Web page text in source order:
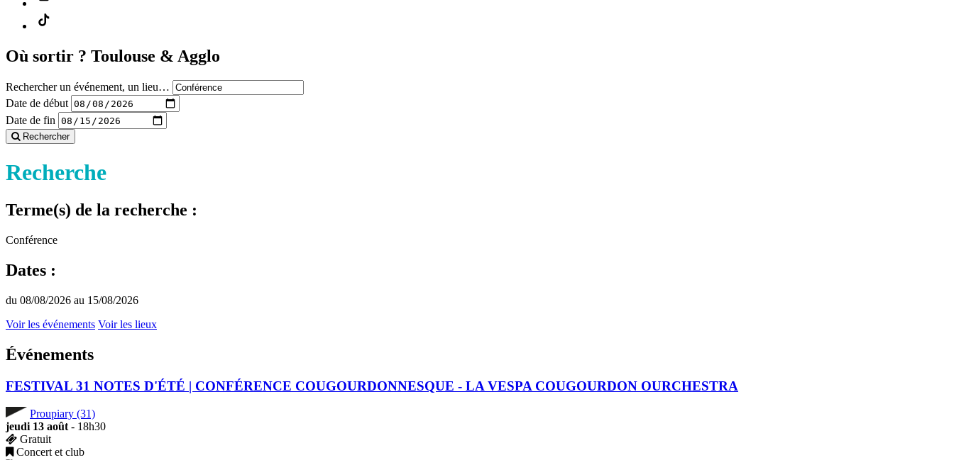
Où sortir ? Toulouse & Agglo
Rechercher un événement, un lieu…
Date de début
Date de fin
Rechercher
Recherche
Terme(s) de la recherche :
Conférence
Dates :
du 08/08/2026 au 15/08/2026
Voir les événements Voir les lieux
Événements
FESTIVAL 31 NOTES D'ÉTÉ | CONFÉRENCE COUGOURDONNESQUE - LA VESPA COUGOURDON OURCHESTRA
Proupiary (31)
jeudi 13 août - 18h30
Gratuit
Concert et club